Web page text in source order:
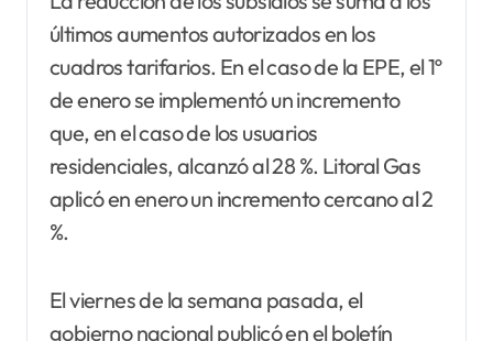
últimos aumentos autorizados en los
cuadros tarifarios. En el caso de la EPE, el 1º
de enero se implementó un incremento
que, en el caso de los usuarios
residenciales, alcanzó al 28 %. Litoral Gas
aplicó en enero un incremento cercano al 2
%.
El viernes de la semana pasada, el
gobierno nacional publicó en el boletín